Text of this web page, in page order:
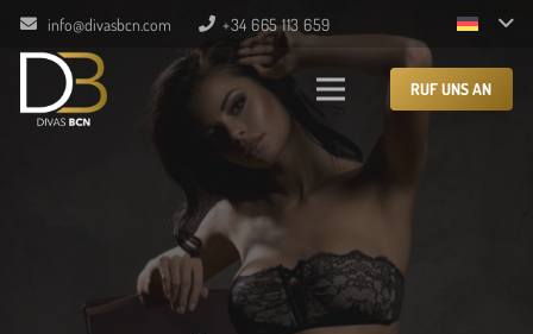
info@divasbcn.com +34 665 113 659
RUF UNS AN